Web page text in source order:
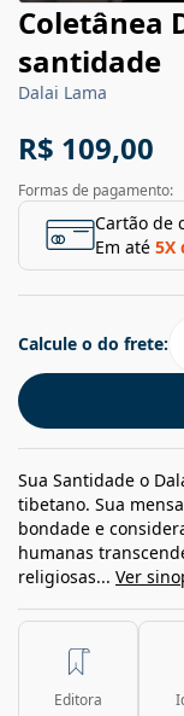
Coletânea
santidade
Dalai Lama
R$ 109,00
Formas de pagamento:
Cartão de
Em até 5X
Calcule o do frete:
Sua Santidade o
tibetano. Sua
bondade e
humanas
religiosas... Ver
Editora